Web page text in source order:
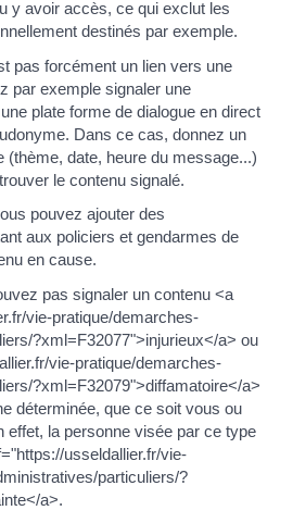
y avoir accès, ce qui exclut les
destinés par exemple.
pas forcément un lien vers une
par exemple signaler une
plate forme de dialogue en direct
Dans ce cas, donnez un
(thème, date, heure du message...)
le contenu signalé.
pouvez ajouter des
aux policiers et gendarmes de
en cause.
pas signaler un contenu <a
vie-pratique/demarches-
?xml=F32077">injurieux</a> ou
vie-pratique/demarches-
?xml=F32079">diffamatoire</a>
déterminée, que ce soit vous ou
effet, la personne visée par ce type
usseldallier.fr/vie-
particuliers/?
a>.